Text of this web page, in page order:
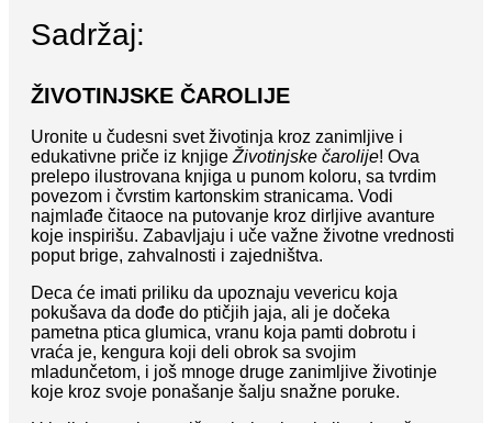
Sadržaj:
ŽIVOTINJSKE ČAROLIJE
Uronite u čudesni svet životinja kroz zanimljive i
edukativne priče iz knjige Životinjske čarolije! Ova
prelepo ilustrovana knjiga u punom koloru, sa tvrdim
povezom i čvrstim kartonskim stranicama. Vodi
najmlađe čitaoce na putovanje kroz dirljive avanture
koje inspirišu. Zabavljaju i uče važne životne vrednosti
poput brige, zahvalnosti i zajedništva.
Deca će imati priliku da upoznaju vevericu koja
pokušava da dođe do ptičjih jaja, ali je dočeka
pametna ptica glumica, vranu koja pamti dobrotu i
vraća je, kengura koji deli obrok sa svojim
mladunčetom, i još mnoge druge zanimljive životinje
koje kroz svoje ponašanje šalju snažne poruke.